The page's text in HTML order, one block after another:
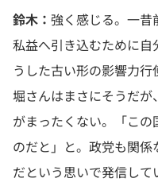
鈴木： 強く感じる。一昔
私益へ引き込むために
うした古い形の影響力行
堀さんはまさにそうだ
がまったくない。「こ
のだと」と。政党も関
だという思いで発信し